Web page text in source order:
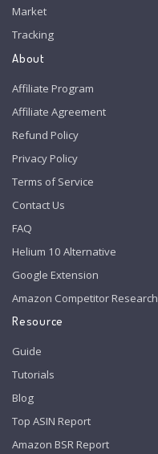
Market
Tracking
About
Affiliate Program
Affiliate Agreement
Refund Policy
Privacy Policy
Terms of Service
Contact Us
FAQ
Helium 10 Alternative
Google Extension
Amazon Competitor Research
Resource
Guide
Tutorials
Blog
Top ASIN Report
Amazon BSR Report